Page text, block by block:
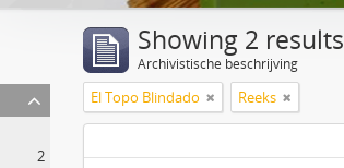
2
Showing 2 results
Archivistische beschrijving
El Topo Blindado Reeks